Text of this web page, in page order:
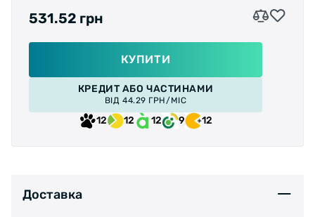
чорний
531.52 грн
КУПИТИ
КРЕДИТ АБО ЧАСТИНАМИ
ВІД 44.29 ГРН/МІС
12 12 12 9 12
Доставка